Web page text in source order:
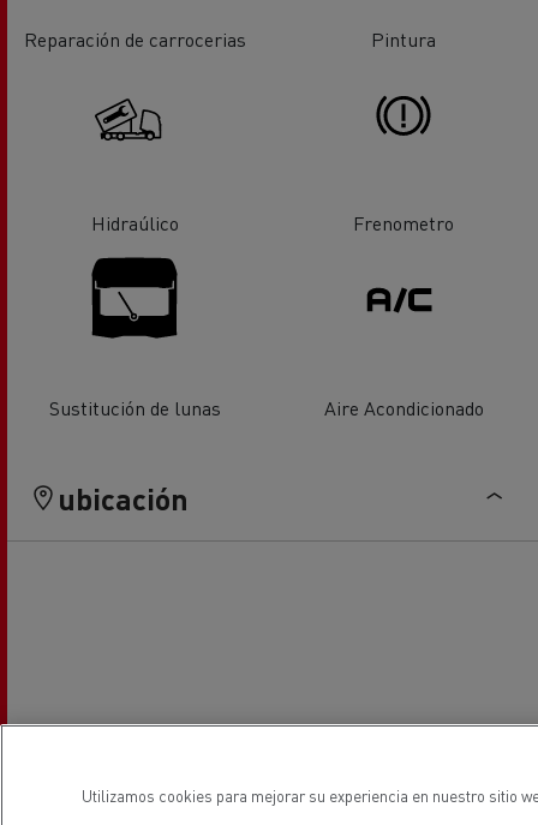
Reparación de carrocerias Pintura
Hidraúlico Frenometro
Sustitución de lunas Aire Acondicionado
ubicación
Utilizamos cookies para mejorar su experiencia en nuestro sitio